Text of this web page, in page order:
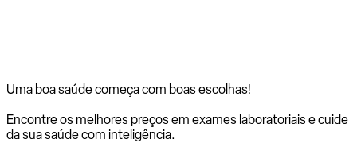
Uma boa saúde começa com boas escolhas!
Encontre os melhores preços em exames laboratoriais e cuide
da sua saúde com inteligência.